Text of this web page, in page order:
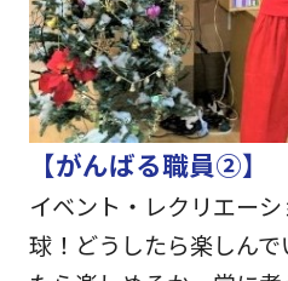
【がんばる職員②】
イベント・レクリエー
球！どうしたら楽しん